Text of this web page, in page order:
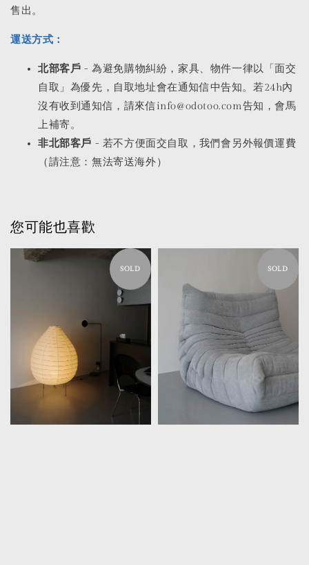
售出。
運送方式：
北部客戶 - 為避免購物糾紛，家具、物件一律以「面交
自取」為優先，自取地址會在通知信中告知。若24h內
沒有收到通知信，請來信info@odotoo.com告知，會馬
上補寄。
非北部客戶 - 若不方便面交自取，我們會另外報價運費
（請注意：無法寄送海外）
您可能也喜歡
SOLD SOLD